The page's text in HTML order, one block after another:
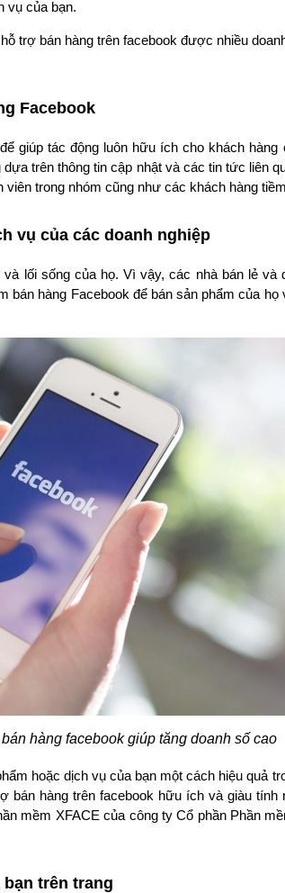
vụ của bạn.
trợ bán hàng trên facebook được nhiều
Facebook
giúp tác động luôn hữu ích cho khách hàng
trên thông tin cập nhật và các tin tức liên
trong nhóm cũng như các khách hàng
vụ của các doanh nghiệp
lối sống của họ. Vì vậy, các nhà bán lẻ và
bán hàng Facebook để bán sản phẩm của
hàng facebook giúp tăng doanh số cao
hoặc dịch vụ của bạn một cách hiệu quả
bán hàng trên facebook hữu ích và giàu tính
mềm XFACE của công ty Cổ phần Phần
trên trang